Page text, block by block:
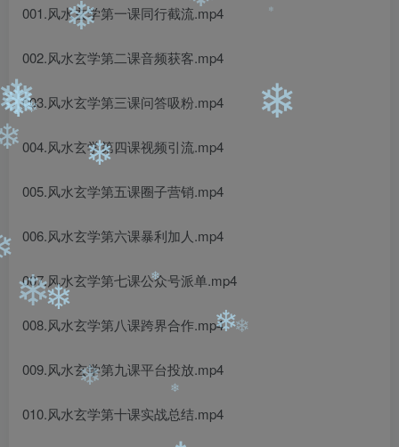
001.风水玄学第一课同行截流.mp4
002.风水玄学第二课音频获客.mp4
003.风水玄学第三课问答吸粉.mp4
004.风水玄学第四课视频引流.mp4
005.风水玄学第五课圈子营销.mp4
006.风水玄学第六课暴利加人.mp4
007.风水玄学第七课公众号派单.mp4
008.风水玄学第八课跨界合作.mp4
009.风水玄学第九课平台投放.mp4
010.风水玄学第十课实战总结.mp4
❄
❄
❄ ❄
❄
❄
❄
❄
❄
❄